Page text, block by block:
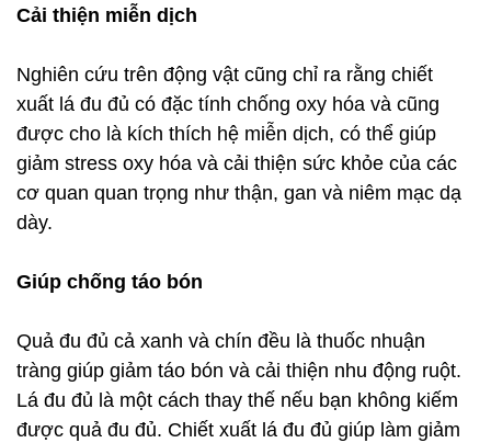
Cải thiện miễn dịch
Nghiên cứu trên động vật cũng chỉ ra rằng chiết
xuất lá đu đủ có đặc tính chống oxy hóa và cũng
được cho là kích thích hệ miễn dịch, có thể giúp
giảm stress oxy hóa và cải thiện sức khỏe của các
cơ quan quan trọng như thận, gan và niêm mạc dạ
dày.
Giúp chống táo bón
Quả đu đủ cả xanh và chín đều là thuốc nhuận
tràng giúp giảm táo bón và cải thiện nhu động ruột.
Lá đu đủ là một cách thay thế nếu bạn không kiếm
được quả đu đủ. Chiết xuất lá đu đủ giúp làm giảm